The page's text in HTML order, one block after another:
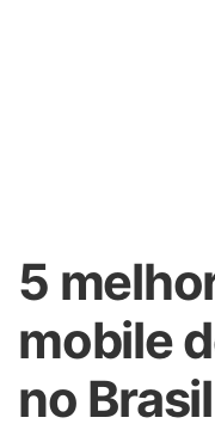
5
mobile
no